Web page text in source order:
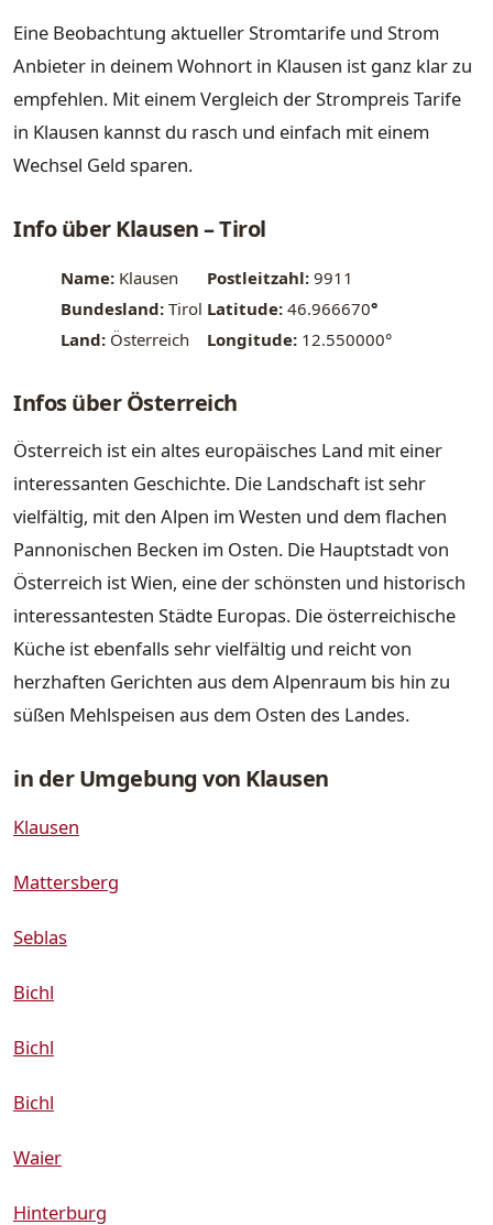
Eine Beobachtung aktueller Stromtarife und Strom
Anbieter in deinem Wohnort in Klausen ist ganz klar zu
empfehlen. Mit einem Vergleich der Strompreis Tarife
in Klausen kannst du rasch und einfach mit einem
Wechsel Geld sparen.
Info über Klausen – Tirol
Name: Klausen Postleitzahl: 9911
Bundesland: Tirol Latitude: 46.966670°
Land: Österreich Longitude: 12.550000°
Infos über Österreich
Österreich ist ein altes europäisches Land mit einer
interessanten Geschichte. Die Landschaft ist sehr
vielfältig, mit den Alpen im Westen und dem flachen
Pannonischen Becken im Osten. Die Hauptstadt von
Österreich ist Wien, eine der schönsten und historisch
interessantesten Städte Europas. Die österreichische
Küche ist ebenfalls sehr vielfältig und reicht von
herzhaften Gerichten aus dem Alpenraum bis hin zu
süßen Mehlspeisen aus dem Osten des Landes.
in der Umgebung von Klausen
Klausen
Mattersberg
Seblas
Bichl
Bichl
Bichl
Waier
Hinterburg